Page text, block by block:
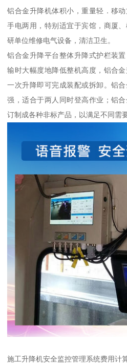
铝合金升降机体积小，重量轻．移
手电两用，特别适宜于宾馆，商厦
研单位维修电气设备，清洁卫生。
铝合金升降平台整体升降式护栏装
输时大幅度地降低整机高度，铝合
一次升降即可完成装配或拆卸。铝
强，适合于两人同时登高作业；铝
订制成各种非标产品，以满足不同需要
施工升降机安全监控管理系统费用计